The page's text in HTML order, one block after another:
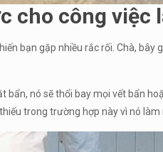
cho công việc
bạn gặp nhiều rắc rối. Chà,
bẩn, nó sẽ thổi bay mọi vết bẩn
trong trường hợp này vì nó